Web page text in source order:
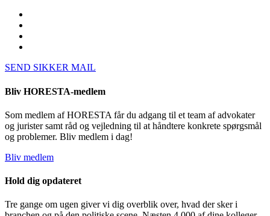
SEND SIKKER MAIL
Bliv HORESTA-medlem
Som medlem af HORESTA får du adgang til et team af advokater
og jurister samt råd og vejledning til at håndtere konkrete spørgsmål
og problemer. Bliv medlem i dag!
Bliv medlem
Hold dig opdateret
Tre gange om ugen giver vi dig overblik over, hvad der sker i